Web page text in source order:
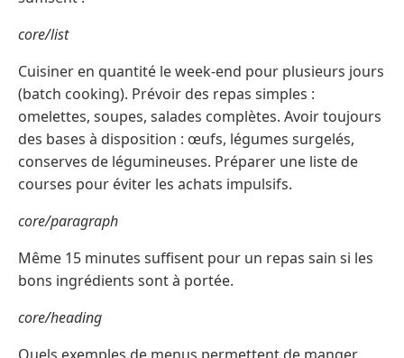
core/list
Cuisiner en quantité le week-end pour plusieurs jours
(batch cooking). Prévoir des repas simples :
omelettes, soupes, salades complètes. Avoir toujours
des bases à disposition : œufs, légumes surgelés,
conserves de légumineuses. Préparer une liste de
courses pour éviter les achats impulsifs.
core/paragraph
Même 15 minutes suffisent pour un repas sain si les
bons ingrédients sont à portée.
core/heading